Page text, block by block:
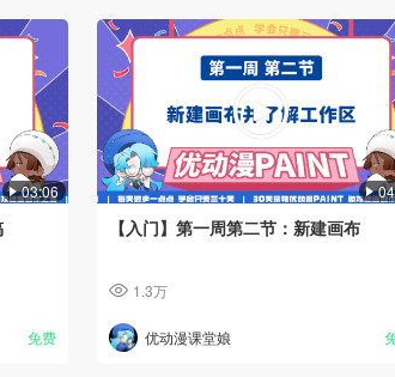
03:06
免费
【入门】第一周第二节：新建画布
1.3万
优动漫课堂娘